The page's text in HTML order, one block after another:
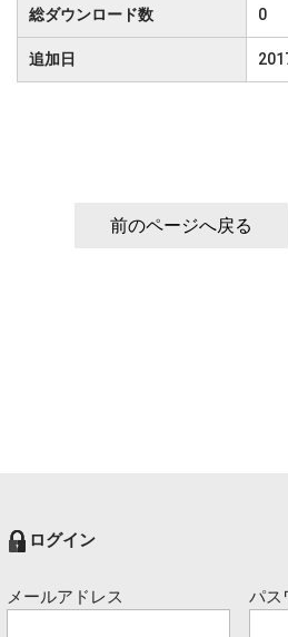
総ダウンロード数 0
追加日
前のページへ戻る
ログイン
メールアドレス パス